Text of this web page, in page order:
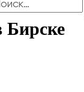
Бирске